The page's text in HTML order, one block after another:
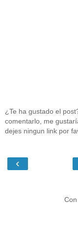
¿Te ha gustado el
comentarlo, me
dejes ningun link por
‹